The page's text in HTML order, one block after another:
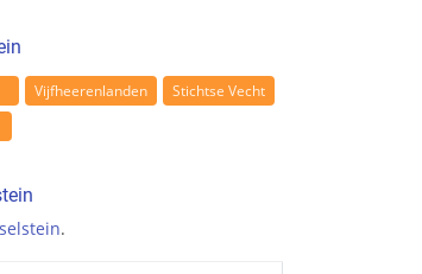
Vijfheerenlanden
Stichtse Vecht
.